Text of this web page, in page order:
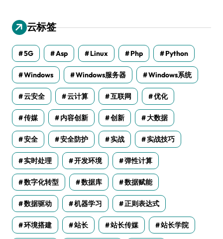
云标签
5G Asp Linux Php Python
Windows Windows服务器 Windows系统
云安全 云计算 互联网 优化
传媒 内容创新 创新 大数据
安全 安全防护 实战 实战技巧
实时处理 开发环境 弹性计算
数字化转型 数据库 数据赋能
数据驱动 机器学习 正则表达式
环境搭建 站长 站长传媒 站长学院